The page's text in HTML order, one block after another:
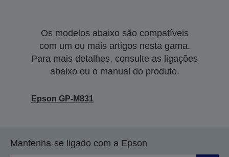
Os modelos abaixo são compatíveis
com um ou mais artigos nesta gama.
Para mais detalhes, consulte as ligações
abaixo ou o manual do produto.
Epson GP-M831
Mantenha-se ligado com a Epson